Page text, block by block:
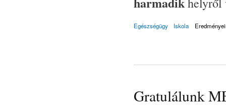
Egészségügy Iskola
Gratulálunk